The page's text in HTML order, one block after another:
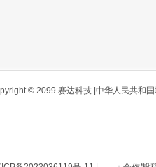
© 2099 赛达科技 |中华人民共和